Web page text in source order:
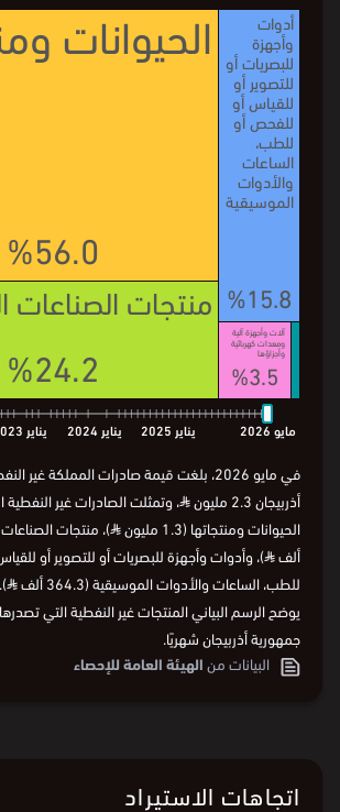
يناير 2025 مايو2026 يناير يناير 2024
الحيوانات
%56.0
منتجات الصناعات
%24.2
أدوات
وأجهزة
للبصريات أو
للتصوير أو
للقياس أو
للفحص أو
للطب،
الساعات
والأدوات
الموسيقية
%15.8
آلات وأجهزة آلية
ومعدات كهربائية
وأجزاؤها
%3.5
في مايو 2026، بلغت قيمة صادرات المملكة غير
أذربيجان 2.3 مليون
⃁، وتمثلت الصادرات غير النفطية
الحيوانات ومنتجاتها (1.3 مليون
⃁
ألف⃁)، وأدوات وأجهزة للبصريات أو للتصوير أو
للطب، الساعات والأدوات الموسيقية (364.3 ألف
⃁
).
يوضح الرسم البياني المنتجات غير النفطية التي
جمهورية أذربيجان شهريًا.
البيانات منالهيئة العامة للإحصاء
اتجاهات الاستيراد